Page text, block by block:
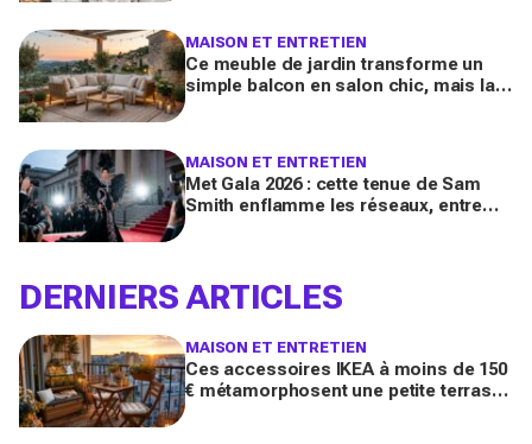
MAISON ET ENTRETIEN
Ce meuble de jardin transforme un
simple balcon en salon chic, mais la
MAISON ET ENTRETIEN
Met Gala 2026 : cette tenue de Sam
Smith enflamme les réseaux, entre
DERNIERS ARTICLES
MAISON ET ENTRETIEN
Ces accessoires IKEA à moins de 150
€ métamorphosent une petite terrasse